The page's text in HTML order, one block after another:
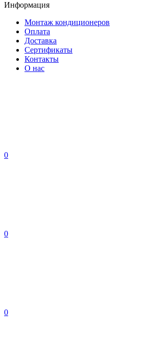
Информация
Монтаж кондиционеров
Оплата
Доставка
Сертификаты
Контакты
О нас
0
0
0